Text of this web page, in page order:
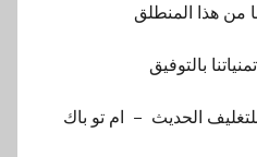
من هذا المنطلق
بالتوفيق
الحديث – ام تو باك